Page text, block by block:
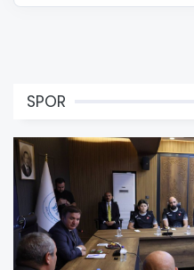
SPOR